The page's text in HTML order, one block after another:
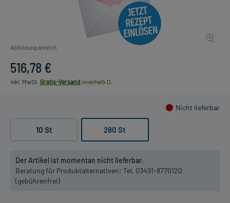
Abbildung ähnlich
516,78 €
inkl. MwSt. Gratis-Versand innerhalb D.
Nicht lieferbar
10 St 280 St
Der Artikel ist momentan nicht lieferbar.
Beratung für Produktalternativen: Tel. 03491-8770120
(gebührenfrei)